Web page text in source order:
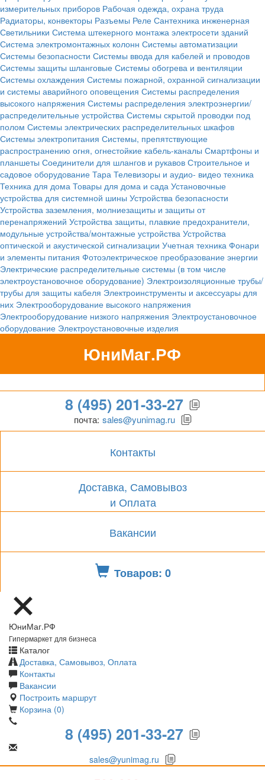
измерительных приборов Рабочая одежда, охрана труда
Радиаторы, конвекторы Разъемы Реле Сантехника инженерная
Светильники Система штекерного монтажа электросети зданий
Система электромонтажных колонн Системы автоматизации
Системы безопасности Системы ввода для кабелей и проводов
Системы защиты шланговые Системы обогрева и вентиляции
Системы охлаждения Системы пожарной, охранной сигнализации
и системы аварийного оповещения Системы распределения
высокого напряжения Системы распределения электроэнергии/
распределительные устройства Системы скрытой проводки под
полом Системы электрических распределительных шкафов
Системы электропитания Системы, препятствующие
распространению огня, огнестойкие кабель-каналы Смартфоны и
планшеты Соединители для шлангов и рукавов Строительное и
садовое оборудование Тара Телевизоры и аудио- видео техника
Техника для дома Товары для дома и сада Установочные
устройства для системной шины Устройства безопасности
Устройства заземления, молниезащиты и защиты от
перенапряжений Устройства защиты, плавкие предохранители,
модульные устройства/монтажные устройства Устройства
оптической и акустической сигнализации Учетная техника Фонари
и элементы питания Фотоэлектрическое преобразование энергии
Электрические распределительные системы (в том числе
электроустановочное оборудование) Электроизоляционные трубы/
трубы для защиты кабеля Электроинструменты и аксессуары для
них Электрооборудование высокого напряжения
Электрооборудование низкого напряжения Электроустановочное
оборудование Электроустановочные изделия
ЮниМаг.РФ
Гипермаркет для бизнеса
8 (495) 201-33-27
почта: sales@yunimag.ru
Контакты
Доставка, Самовывоз
и Оплата
Вакансии
Товаров: 0
ЮниМаг.РФ
Гипермаркет для бизнеса
Каталог
Доставка, Самовывоз, Оплата
Контакты
Вакансии
Построить маршрут
Корзина (0)
8 (495) 201-33-27
sales@yunimag.ru